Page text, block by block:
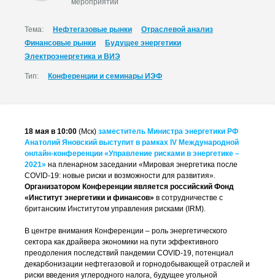
мероприятий
Тема: Нефтегазовые рынки
Отраслевой анализ
Финансовые рынки
Будущее энергетики
Электроэнергетика и ВИЭ
Тип: Конференции и семинары ИЭФ
18 мая в 10:00 (Мск) заместитель Министра энергетики РФ
Анатолий Яновский выступит в рамках IV Международной
онлайн-конференции «Управление рисками в энергетике –
2021» на пленарном заседании «Мировая энергетика после
COVID-19: новые риски и возможности для развития».
Организатором Конференции является российский Фонд
«Институт энергетики и финансов» в сотрудничестве с
британским Институтом управления рисками (IRM).
В центре внимания Конференции – роль энергетического
сектора как драйвера экономики на пути эффективного
преодоления последствий пандемии COVID-19, потенциал
декарбонизации нефтегазовой и горнодобывающей отраслей и
риски введения углеродного налога, будущее угольной